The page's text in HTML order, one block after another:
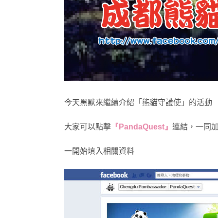
今天黑默來繼續介紹「熊貓守護使」的活動
大家可以點擊 『 PandaQuest 』 連結，一同
一開始填入相關資料